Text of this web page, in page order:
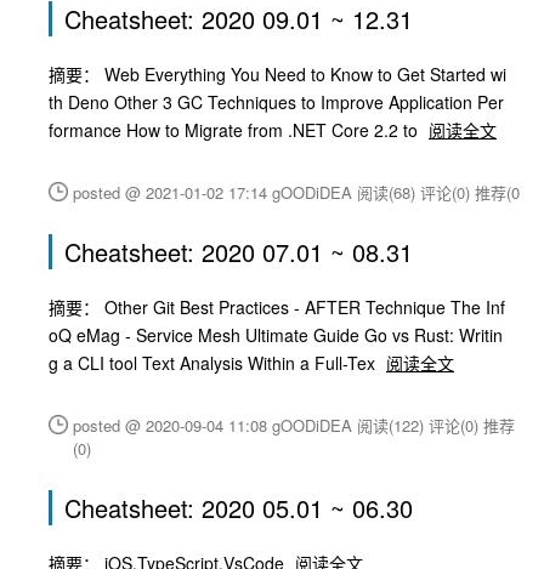
Cheatsheet: 2020 09.01 ~ 12.31
摘要： Web Everything You Need to Know to Get Started wi
th Deno Other 3 GC Techniques to Improve Application Per
formance How to Migrate from .NET Core 2.2 to 阅读全文
posted @ 2021-01-02 17:14 gOODiDEA 阅读(68) 评论(0) 推荐(0)
Cheatsheet: 2020 07.01 ~ 08.31
摘要： Other Git Best Practices - AFTER Technique The Inf
oQ eMag - Service Mesh Ultimate Guide Go vs Rust: Writin
g a CLI tool Text Analysis Within a Full-Tex 阅读全文
posted @ 2020-09-04 11:08 gOODiDEA 阅读(122) 评论(0) 推荐
(0)
Cheatsheet: 2020 05.01 ~ 06.30
摘要： iOS,TypeScript,VsCode 阅读全文